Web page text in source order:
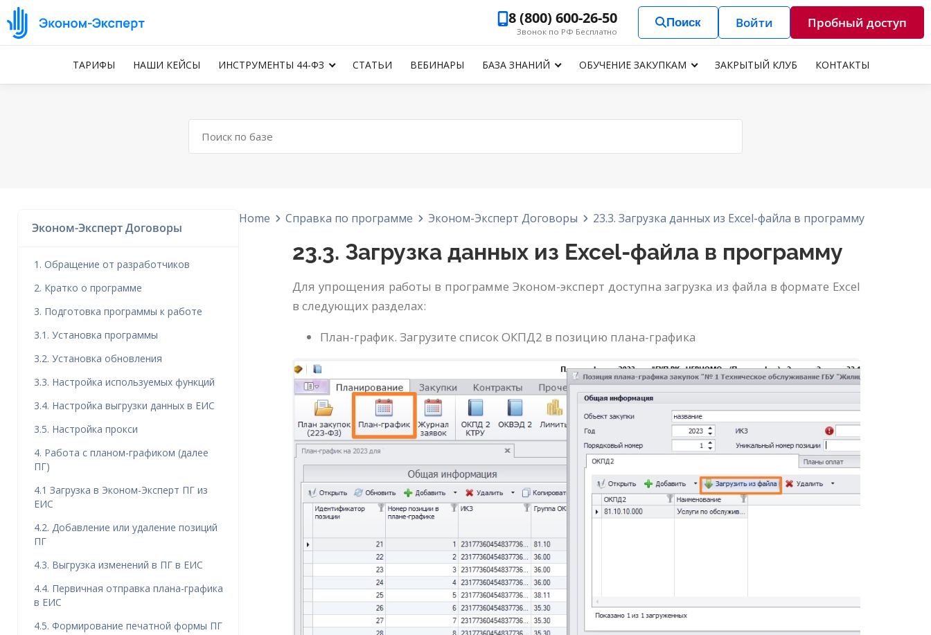
8 (800) 600-26-50
Звонок по РФ Бесплатно
Поиск Войти Пробный доступ
ТАРИФЫ НАШИ КЕЙСЫ ИНСТРУМЕНТЫ 44-ФЗ СТАТЬИ ВЕБИНАРЫ БАЗА ЗНАНИЙ ОБУЧЕНИЕ ЗАКУПКАМ ЗАКРЫТЫЙ КЛУБ КОНТАКТЫ
Эконом-Эксперт Договоры
1. Обращение от разработчиков
2. Кратко о программе
3. Подготовка программы к работе
3.1. Установка программы
3.2. Установка обновления
3.3. Настройка используемых функций
3.4. Настройка выгрузки данных в ЕИС
3.5. Настройка прокси
4. Работа с планом-графиком (далее
ПГ)
4.1 Загрузка в Эконом-Эксперт ПГ из
ЕИС
4.2. Добавление или удаление позиций
ПГ
4.3. Выгрузка изменений в ПГ в ЕИС
4.4. Первичная отправка плана-графика
в ЕИС
4.5. Формирование печатной формы ПГ
Home Справка по программе Эконом-Эксперт Договоры 23.3. Загрузка данных из Excel-файла в программу
23.3. Загрузка данных из Excel-файла в программу
Для упрощения работы в программе Эконом-эксперт доступна загрузка из файла в формате Excel
в следующих разделах:
План-график. Загрузите список ОКПД2 в позицию плана-графика